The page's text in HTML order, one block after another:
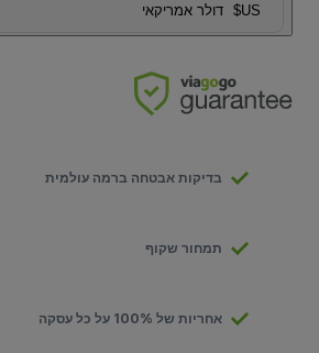
US$ דולר אמריקאי
בדיקות אבטחה ברמה עולמית
תמחור שקוף
אחריות של 100% על כל עסקה